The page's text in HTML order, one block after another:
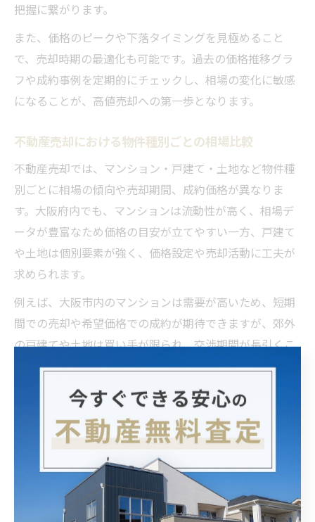
把握に繋がります。
また、価格のピークや下落タイミングを見極めること
で、売却時期の最適化も可能です。過去の価格推移グラ
フや成約事例を定期的にチェックし、相場の変化に敏感
になることが、高値売却への第一歩となります。
不動産売却における物件種別ごとの相場比較
不動産売却では、マンション・戸建て・土地など物件種
別ごとに相場の傾向や売却期間、成約価格が異なりま
す。大阪府内でも、マンションは流動性が高く、相場デ
ータが豊富なため価格の目安が立てやすい一方、戸建て
や土地は個別要素が強く、価格設定や売却活動に工夫が
求められます。
例えば、大阪市内のマンションは需要が高いため、短期
間での売却や希望価格での成約が期待できますが、郊外
の戸建てや土地は買い手が限られ、交渉期間が長引くこ
とも少なくありません。物件ごとの相場比較には、成約
事例やエリア別の市場データを活用し、現実的な売却計
画を立てることが大切です。
また、売却を成功させるには、物件種別に応じた売却戦
略や広告方法を選択し、専門家のアドバイスを受けるこ
とが効果的です。データに基づいた相場比較と的確な売
却戦略で、資産価値の最大化を目指しましょう。